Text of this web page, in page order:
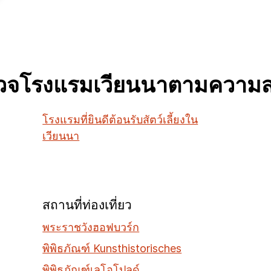
จโรงแรมเวียนนาตามความ
โรงแรมที่ยินดีต้อนรับสัตว์เลี้ยงใน
เวียนนา
สถานที่ท่องเที่ยว
พระราชวังฮอฟบวร์ก
พิพิธภัณฑ์ Kunsthistorisches